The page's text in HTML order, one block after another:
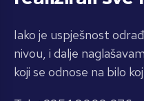
Iako je uspješnost
nivou, i dalje
koji se odnose na bilo